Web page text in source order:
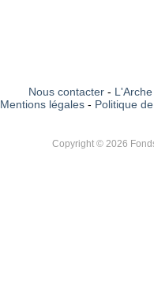
Nous contacter-
Mentions légales - Politique
Copyright © 2026